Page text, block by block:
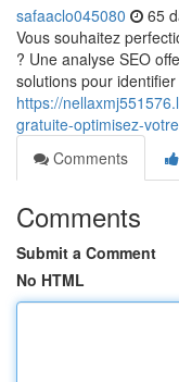
safaaclo045080 65
Vous souhaitez
? Une analyse SEO
solutions pour
https://
gratuite-optimisez-
Comments
Comments
Submit a Comment
No HTML